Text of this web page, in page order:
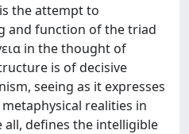
the attempt to
and function of the triad
in the thought of
is of decisive
seeing as it expresses
realities in
all, defines the intelligible